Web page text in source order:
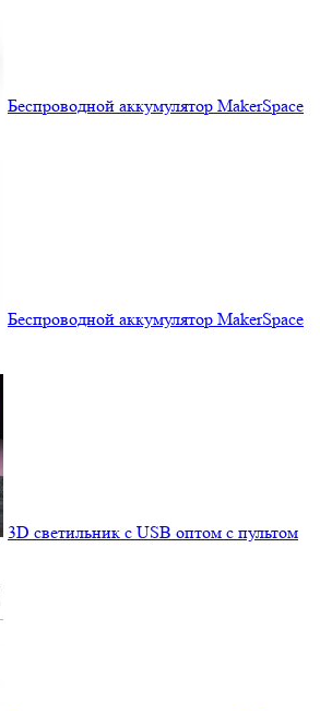
Беспроводной аккумулятор MakerSpace
Беспроводной аккумулятор MakerSpace
3D светильник c USB оптом с пультом